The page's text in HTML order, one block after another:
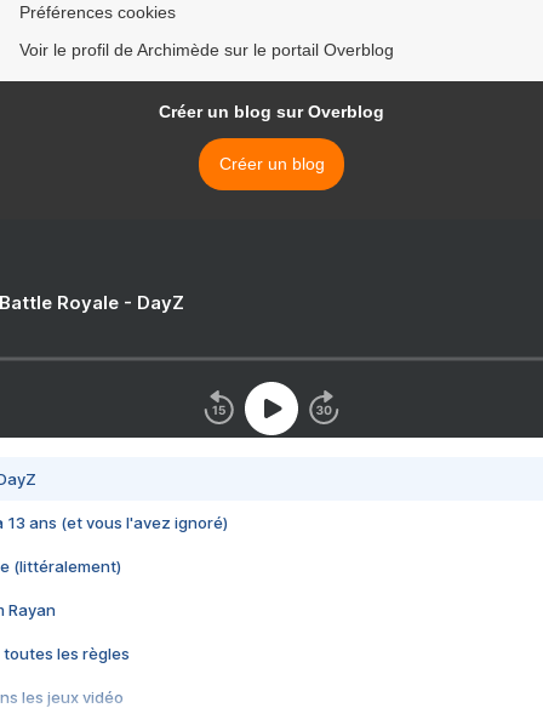
Préférences cookies
Voir le profil de Archimède sur le portail Overblog
Créer un blog sur Overblog
Créer un blog
Royale - DayZ
13 ans (et vous l'avez ignoré)
(littéralement)
Rayan
toutes les règles
les jeux vidéo